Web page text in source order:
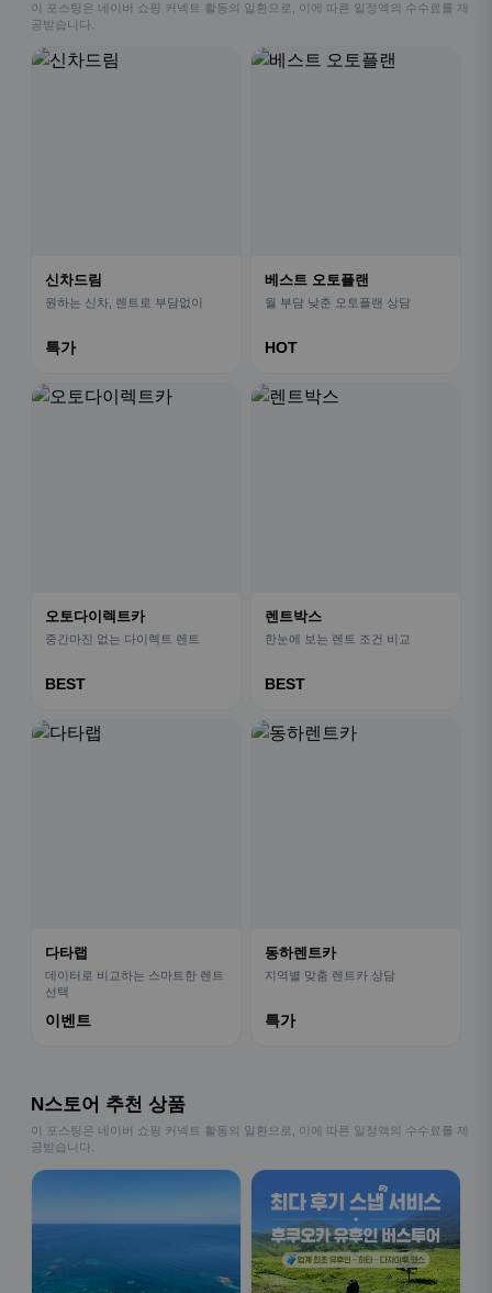
이 포스팅은 네이버 쇼핑 커넥트 활동의 일환으로, 이에 따른 일정액의 수수료를 제
공받습니다.
신차드림
원하는 신차, 렌트로 부담없이
특가
베스트 오토플랜
월 부담 낮춘 오토플랜 상담
HOT
오토다이렉트카
중간마진 없는 다이렉트 렌트
BEST
렌트박스
한눈에 보는 렌트 조건 비교
BEST
다타랩
데이터로 비교하는 스마트한 렌트
선택
이벤트
동하렌트카
지역별 맞춤 렌트카 상담
특가
N스토어 추천 상품
이 포스팅은 네이버 쇼핑 커넥트 활동의 일환으로, 이에 따른 일정액의 수수료를 제
공받습니다.